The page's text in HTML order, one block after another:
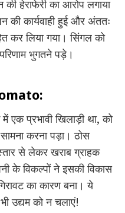
हेराफेरी का आरोप लगाया
की कार्यवाही हुई और अंततः
कर लिया गया। सिंगल को
भुगतने पड़े।
एक प्रभावी खिलाड़ी था, को
करना पड़ा। ठोस
से लेकर खराब ग्राहक
के विकल्पों ने इसकी विकास
का कारण बना। ये
उद्यम को न चलाएं!